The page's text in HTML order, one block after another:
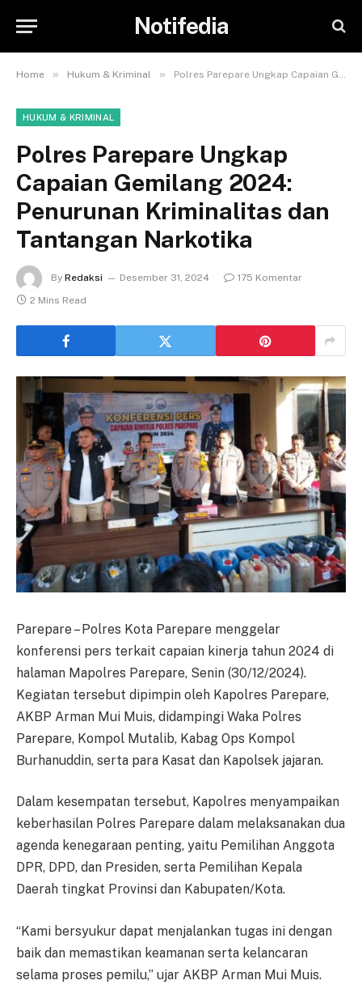
Notifedia
Home » Hukum & Kriminal » Polres Parepare Ungkap Capaian Gemilang 2024: Penurunan Kriminalitas dan Tantangan Narkotika
HUKUM & KRIMINAL
Polres Parepare Ungkap
Capaian Gemilang 2024:
Penurunan Kriminalitas dan
Tantangan Narkotika
By Redaksi Desember 31, 2024
175 Komentar
2 Mins Read
Parepare – Polres Kota Parepare menggelar
konferensi pers terkait capaian kinerja tahun 2024 di
halaman Mapolres Parepare, Senin (30/12/2024).
Kegiatan tersebut dipimpin oleh Kapolres Parepare,
AKBP Arman Mui Muis, didampingi Waka Polres
Parepare, Kompol Mutalib, Kabag Ops Kompol
Burhanuddin, serta para Kasat dan Kapolsek jajaran.
Dalam kesempatan tersebut, Kapolres menyampaikan
keberhasilan Polres Parepare dalam melaksanakan dua
agenda kenegaraan penting, yaitu Pemilihan Anggota
DPR, DPD, dan Presiden, serta Pemilihan Kepala
Daerah tingkat Provinsi dan Kabupaten/Kota.
“Kami bersyukur dapat menjalankan tugas ini dengan
baik dan memastikan keamanan serta kelancaran
selama proses pemilu,” ujar AKBP Arman Mui Muis.